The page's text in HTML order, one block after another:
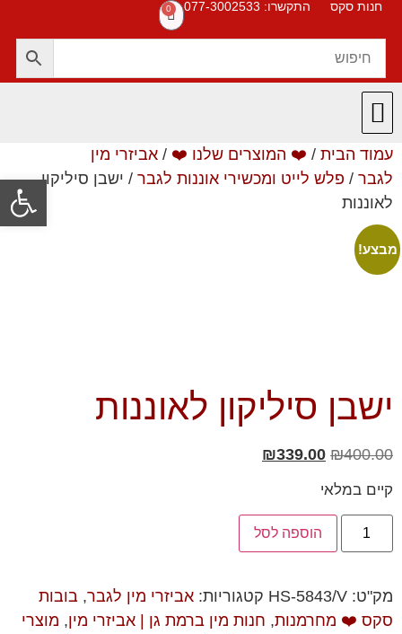
חנות סקס התקשרו: 077-3002533 0
עמוד הבית / ❤️ המוצרים שלנו ❤️ / אביזרי מין
לגבר / פלש לייט ומכשירי אוננות לגבר / ישבן סיליקון
לאוננות
מבצע!
ישבן סיליקון לאוננות
₪400.00
₪339.00
קיים במלאי
הוספה לסל
מק"ט: HS-5843/V קטגוריות: אביזרי מין לגבר, בובות
סקס ❤️ מחרמנות, חנות מין ברמת גן | אביזרי מין, מוצרי
פתח